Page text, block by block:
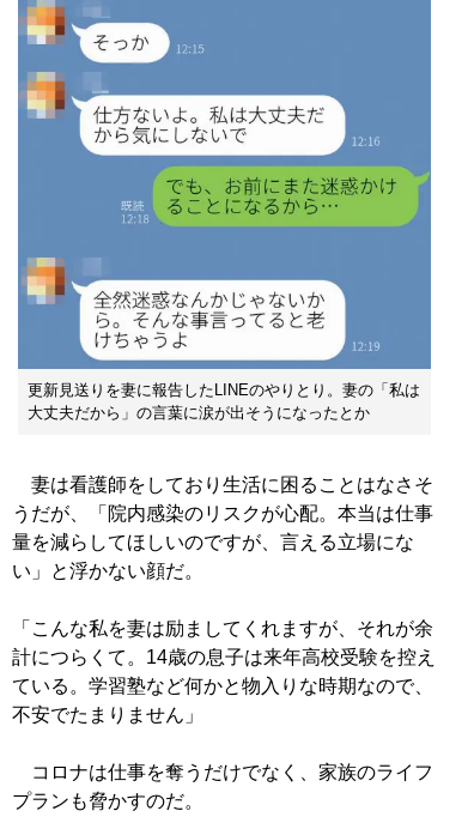
更新見送りを妻に報告したLINEのやりとり。妻の「私は
大丈夫だから」の言葉に涙が出そうになったとか
妻は看護師をしており生活に困ることはなさそ
うだが、「院内感染のリスクが心配。本当は仕事
量を減らしてほしいのですが、言える立場にな
い」と浮かない顔だ。
「こんな私を妻は励ましてくれますが、それが余
計につらくて。14歳の息子は来年高校受験を控え
ている。学習塾など何かと物入りな時期なので、
不安でたまりません」
コロナは仕事を奪うだけでなく、家族のライフ
プランも脅かすのだ。